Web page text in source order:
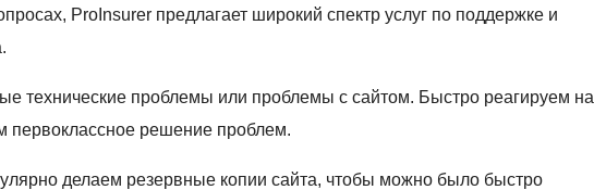
ProInsurer предлагает широкий спектр услуг по поддержке и
технические проблемы или проблемы с сайтом. Быстро реагируем на
первоклассное решение проблем.
делаем резервные копии сайта, чтобы можно было быстро